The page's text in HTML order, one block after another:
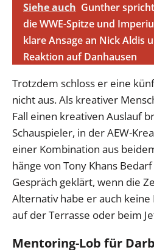
Siehe auch Gunther
die WWE-Spitze und
klare Ansage an Nick Aldis
Reaktion auf Danhausen
Trotzdem schloss er eine
nicht aus. Als kreativer
Fall einen kreativen Auslauf
Schauspieler, in der AEW-
einer Kombination aus
hänge von Tony Khans
Gespräch geklärt, wenn die
Alternativ habe er auch
auf der Terrasse oder beim
Mentoring-Lob für